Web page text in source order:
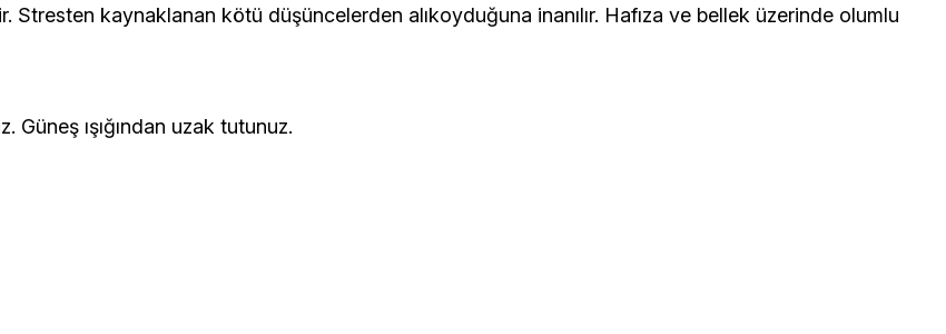
Stresten kaynaklanan kötü düşüncelerden alıkoyduğuna inanılır. Hafıza ve bellek üzerinde olumlu
ışığından uzak tutunuz.